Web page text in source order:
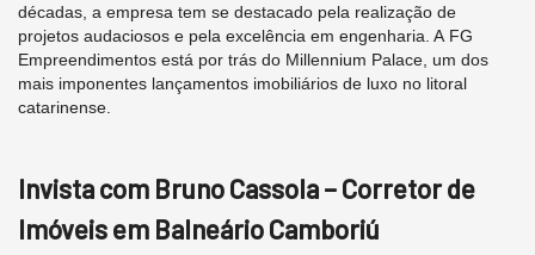
décadas, a empresa tem se destacado pela realização de
projetos audaciosos e pela excelência em engenharia. A FG
Empreendimentos está por trás do Millennium Palace, um dos
mais imponentes lançamentos imobiliários de luxo no litoral
catarinense.
Invista com Bruno Cassola – Corretor de
Imóveis em Balneário Camboriú